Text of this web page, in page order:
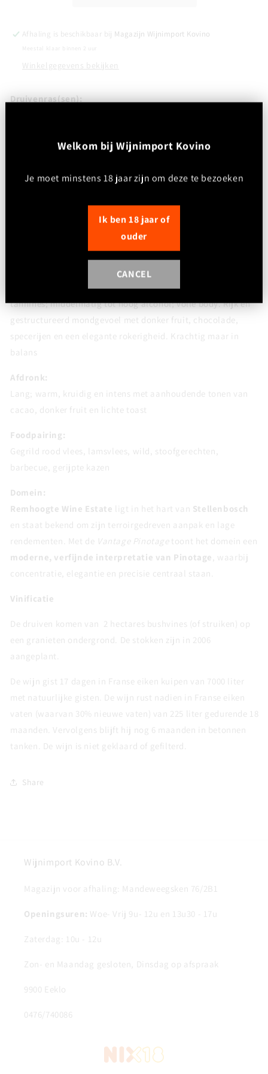
Afhaling is beschikbaar bij Magazijn Wijnimport Kovino
Meestal klaar binnen 2 uur
Winkelgegevens bekijken
Druivenras(sen):
Diep robijnrood tot paarsrood; hoge kleurintensiteit
Neus:
pruim en braam, aangevuld met typische Pinotage-tonen van
cacao, koffie, rook en een subtiele aardse toets. Lichte
Droog; middelmatige tot frisse zuurgraad; rijpe, fijnkorrelige
tannines; middelmatig tot hoog alcohol; volle body. Rijk en
gestructureerd mondgevoel met donker fruit, chocolade,
specerijen en een elegante rokerigheid. Krachtig maar in
balans
Afdronk:
Lang; warm, kruidig en intens met aanhoudende tonen van
cacao, donker fruit en lichte toast
Foodpairing:
Gegrild rood vlees, lamsvlees, wild, stoofgerechten,
barbecue, gerijpte kazen
Domein:
Remhoogte Wine Estate ligt in het hart van Stellenbosch
en staat bekend om zijn terroirgedreven aanpak en lage
rendementen. Met de
Vantage Pinotagetoont het domein een
moderne, verfijnde interpretatie van Pinotage , waarbij
concentratie, elegantie en precisie centraal staan.
Vinificatie
De druiven komen van 2 hectares bushvines (of struiken) op
een granieten ondergrond. De stokken zijn in 2006
aangeplant.
De wijn gist 17 dagen in Franse eiken kuipen van 7000 liter
met natuurlijke gisten. De wijn rust nadien in Franse eiken
vaten (waarvan 30% nieuwe vaten) van 225 liter gedurende 18
maanden. Vervolgens blijft hij nog 6 maanden in betonnen
tanken. De wijn is niet geklaard of gefilterd.
Share
Wijnimport Kovino B.V.
Magazijn voor afhaling: Mandeweegsken 76/2B1
Openingsuren: Woe- Vrij 9u- 12u en 13u30 - 17u
Zaterdag: 10u - 12u
Zon- en Maandag gesloten, Dinsdag op afspraak
9900 Eeklo
0476/740086
Welkom bij Wijnimport Kovino
Je moet minstens 18 jaar zijn om deze te bezoeken
Ik ben 18 jaar of
ouder
CANCEL